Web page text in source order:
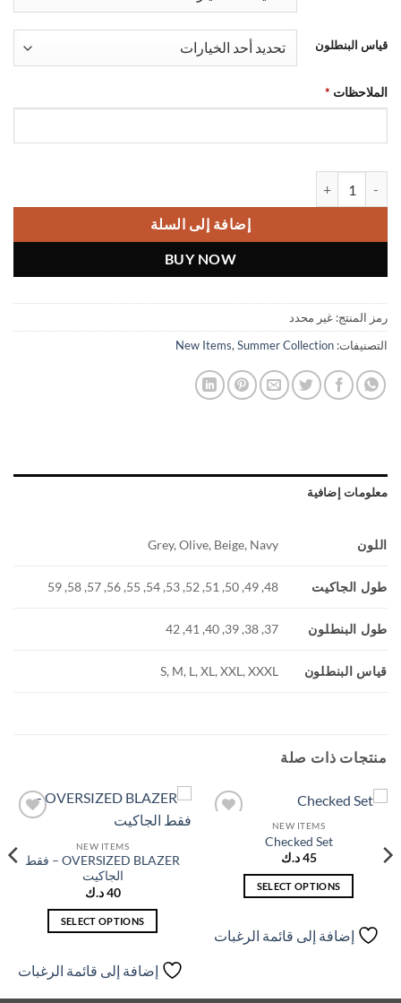
قياس البنطلون
الملاحظات *
إضافة إلى السلة
BUY NOW
رمز المنتج: غير محدد
التصنيفات:
New Items,Summer Collection
معلومات إضافية
اللون Grey, Olive, Beige, Navy
طول الجاكيت 48, 49, 50, 51, 52, 53, 54, 55, 56, 57, 58, 59
طول البنطلون 37, 38, 39, 40, 41, 42
قياس البنطلون S, M, L, XL, XXL, XXXL
منتجات ذات صلة
NEW ITEMS
Checked Set
45 د.ك
SELECT OPTIONS
من
إضافة إلى قائمة الرغبات
قائمة
الرغبات
NEW ITEMS
OVERSIZED BLAZER – فقط
الجاكيت
40 د.ك
SELECT OPTIONS
من
الأشكال
إضافة إلى قائمة الرغبات